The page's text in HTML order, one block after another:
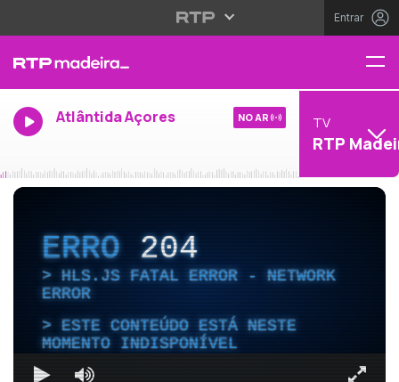
Entrar
Atlântida Açores NO AR TV
RTP
ERRO204
HLS.JS FATAL ERROR - NETWORK
ERROR
ESTE CONTEÚDO ESTÁ NESTE
MOMENTO INDISPONÍVEL